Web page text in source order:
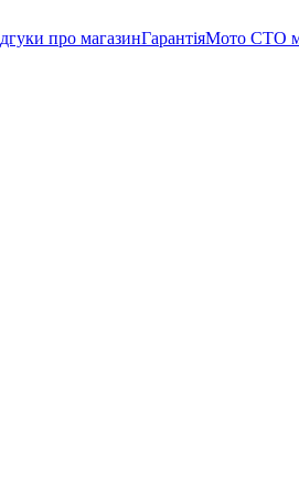
про магазинГарантіяМото СТО